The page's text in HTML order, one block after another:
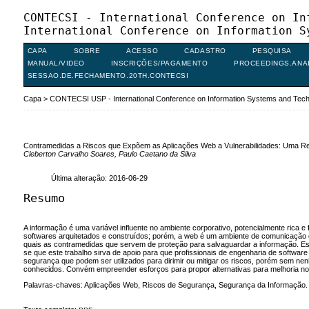
CONTECSI - International Conference on
International Conference on Information
CAPA SOBRE ACESSO CADASTRO PESQUISA
MANUAL/VIDEO
INSCRIÇÕES/PAGAMENTO
SESSAO.DE.FECHAMENTO.20TH.CONTECSI
Capa> CONTECSI USP - International Conference on Information Systems and
Contramedidas a Riscos que Expõem as Aplicações Web a Vulnerabilidades: Uma
Cleberton Carvalho Soares, Paulo Caetano da Silva
Última alteração: 2016-06-29
Resumo
A informação é uma variável influente no ambiente corporativo, potencialmente rica
softwares arquitetados e construídos; porém, a web é um ambiente de
quais as contramedidas que servem de proteção para salvaguardar a informação.
se que este trabalho sirva de apoio para que profissionais de engenharia de
segurança que podem ser utilizados para dirimir ou mitigar os riscos, porém sem
conhecidos. Convém empreender esforços para propor alternativas para melhoria
Palavras-chaves: Aplicações Web, Riscos de Segurança, Segurança da Informação.